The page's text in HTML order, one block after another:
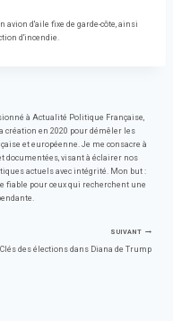
avion d'aile fixe de garde-côte, ainsi
d'incendie.
à Actualité Politique Française,
création en 2020 pour démêler les
et européenne. Je me consacre à
documentées, visant à éclairer nos
actuels avec intégrité. Mon but :
fiable pour ceux qui recherchent une
SUIVANT
Clés des élections dans Diana de Trump